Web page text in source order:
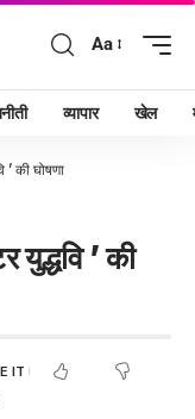
Aa
व्यापार खेल
’ की घोषणा
युद्धवि ’ की